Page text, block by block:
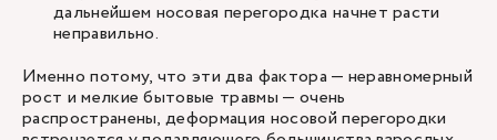
дальнейшем носовая перегородка начнет расти
неправильно.
Именно потому, что эти два фактора — неравномерный
рост и мелкие бытовые травмы — очень
распространены, деформация носовой перегородки